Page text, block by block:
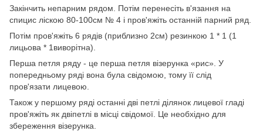
Закінчить непарним рядом. Потім перенесіть в'язання на
спицис ліскою 80-100см № 4 і пров'яжіть останній парний ряд.
Потім пров'яжіть 6 рядів (приблизно 2см) резинкою 1 * 1 (1
лицьова * 1виворітна).
Перша петля ряду - це перша петля візерунка «рис». У
попередньому ряді вона була свідомою, тому її слід
пров'язати лицевою.
Також у першому ряді останні дві петлі ділянок лицевої гладі
пров'яжіть як двіпетлі в місці свідомої. Це необхідно для
збереження візерунка.